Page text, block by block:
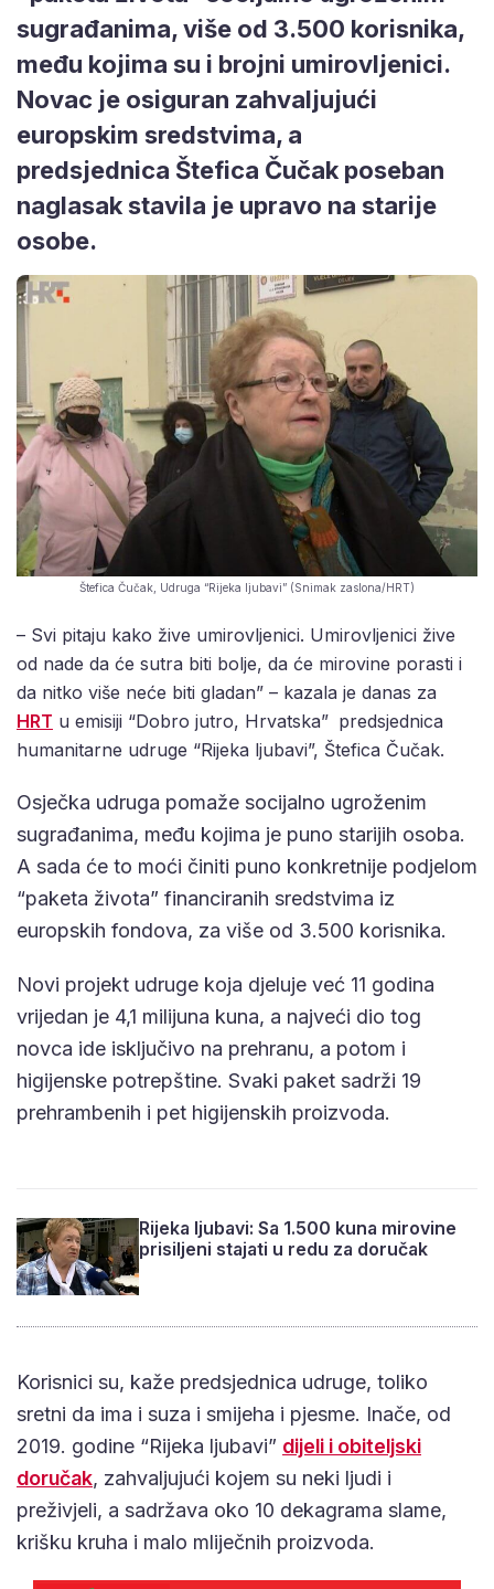
sugrađanima, više od 3.500 korisnika,
među kojima su i brojni umirovljenici.
Novac je osiguran zahvaljujući
europskim sredstvima, a
predsjednica Štefica Čučak poseban
naglasak stavila je upravo na starije
osobe.
Štefica Čučak, Udruga “Rijeka ljubavi” (Snimak zaslona/HRT)
– Svi pitaju kako žive umirovljenici. Umirovljenici žive
od nade da će sutra biti bolje, da će mirovine porasti i
da nitko više neće biti gladan” – kazala je danas za
HRT u emisiji “Dobro jutro, Hrvatska” predsjednica
humanitarne udruge “Rijeka ljubavi”, Štefica Čučak.
Osječka udruga pomaže socijalno ugroženim
sugrađanima, među kojima je puno starijih osoba.
A sada će to moći činiti puno konkretnije podjelom
“paketa života” financiranih sredstvima iz
europskih fondova, za više od 3.500 korisnika.
Novi projekt udruge koja djeluje već 11 godina
vrijedan je 4,1 milijuna kuna, a najveći dio tog
novca ide isključivo na prehranu, a potom i
higijenske potrepštine. Svaki paket sadrži 19
prehrambenih i pet higijenskih proizvoda.
Rijeka ljubavi: Sa 1.500 kuna mirovine
prisiljeni stajati u redu za doručak
Korisnici su, kaže predsjednica udruge, toliko
sretni da ima i suza i smijeha i pjesme. Inače, od
2019. godine “Rijeka ljubavi” dijeli i obiteljski
doručak, zahvaljujući kojem su neki ljudi i
preživjeli, a sadržava oko 10 dekagrama slame,
krišku kruha i malo mliječnih proizvoda.